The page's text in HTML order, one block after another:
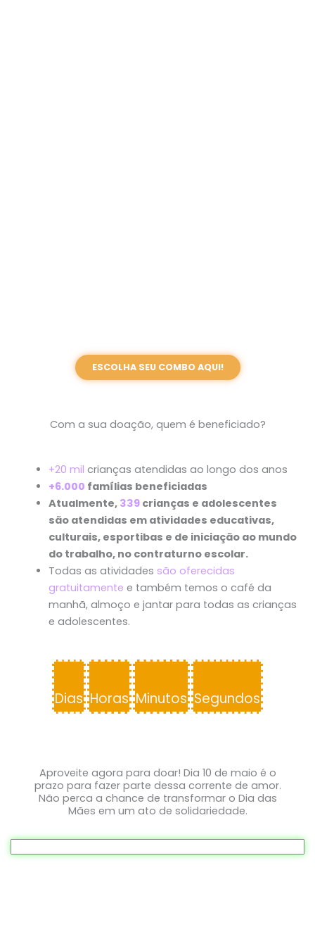
ESCOLHA SEU COMBO AQUI!
Com a sua doação, quem é beneficiado?
+20 mil crianças atendidas ao longo dos anos
+6.000 famílias beneficiadas
Atualmente, 339crianças e adolescentes
são atendidas em atividades educativas,
culturais, esportibas e de iniciação ao mundo
do trabalho, no contraturno escolar.
Todas as atividades são oferecidas
gratuitamente e também temos o café da
manhã, almoço e jantar para todas as crianças
e adolescentes.
Dias Horas Minutos Segundos
Aproveite agora para doar! Dia 10 de maio é o
prazo para fazer parte dessa corrente de amor.
Não perca a chance de transformar o Dia das
Mães em um ato de solidariedade.